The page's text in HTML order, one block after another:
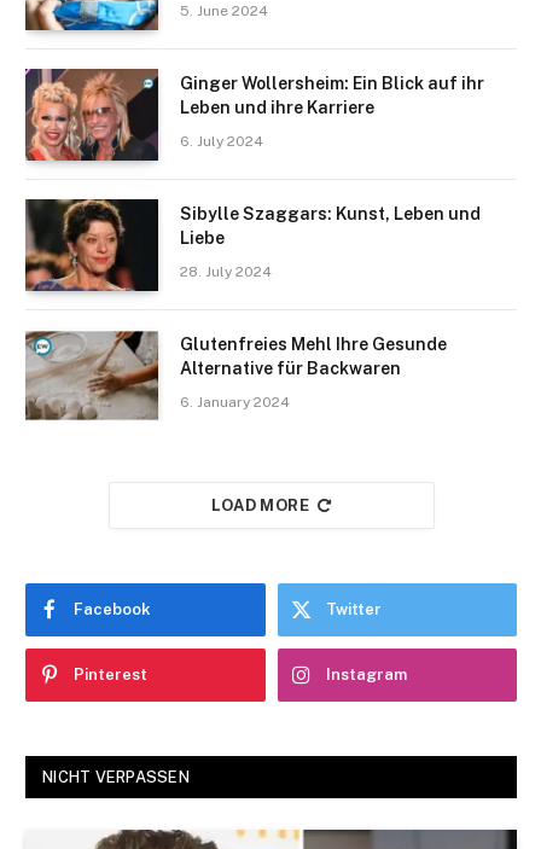
5. June 2024
Ginger Wollersheim: Ein Blick auf ihr
Leben und ihre Karriere
6. July 2024
Sibylle Szaggars: Kunst, Leben und
Liebe
28. July 2024
Glutenfreies Mehl Ihre Gesunde
Alternative für Backwaren
6. January 2024
LOAD MORE
Facebook Twitter
Pinterest Instagram
NICHT VERPASSEN